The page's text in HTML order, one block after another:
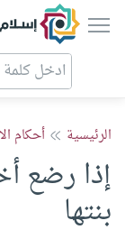
الرئيسية أحكام
إذا رضع
بنتها